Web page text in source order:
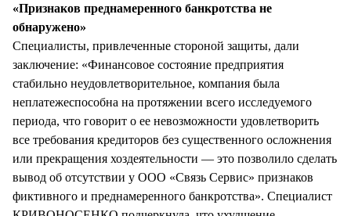
«Признаков преднамеренного банкротства не
обнаружено»
Специалисты, привлеченные стороной защиты, дали
заключение: «Финансовое состояние предприятия
стабильно неудовлетворительное, компания была
неплатежеспособна на протяжении всего исследуемого
периода, что говорит о ее невозможности удовлетворить
все требования кредиторов без существенного осложнения
или прекращения хоздеятельности — это позволило сделать
вывод об отсутствии у ООО «Связь Сервис» признаков
фиктивного и преднамеренного банкротства». Специалист